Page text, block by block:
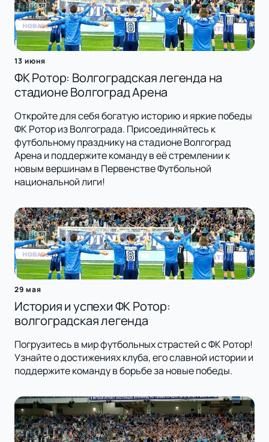
13 июня
ФК Ротор: Волгоградская легенда на
стадионе Волгоград Арена
Откройте для себя богатую историю и яркие победы
ФК Ротор из Волгограда. Присоединяйтесь к
футбольному празднику на стадионе Волгоград
Арена и поддержите команду в её стремлении к
новым вершинам в Первенстве Футбольной
национальной лиги!
29 мая
История и успехи ФК Ротор:
волгоградская легенда
Погрузитесь в мир футбольных страстей с ФК Ротор!
Узнайте о достижениях клуба, его славной истории и
поддержите команду в борьбе за новые победы.